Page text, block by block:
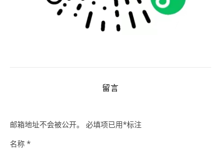
留言
邮箱地址不会被公开。 必填项已用*标注
名称 *